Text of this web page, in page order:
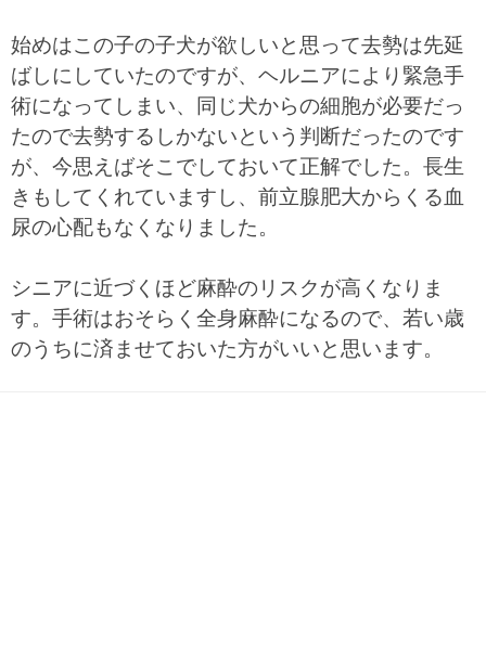
始めはこの子の子犬が欲しいと思って去勢は先延
ばしにしていたのですが、ヘルニアにより緊急手
術になってしまい、同じ犬からの細胞が必要だっ
たので去勢するしかないという判断だったのです
が、今思えばそこでしておいて正解でした。長生
きもしてくれていますし、前立腺肥大からくる血
尿の心配もなくなりました。
シニアに近づくほど麻酔のリスクが高くなりま
す。手術はおそらく全身麻酔になるので、若い歳
のうちに済ませておいた方がいいと思います。